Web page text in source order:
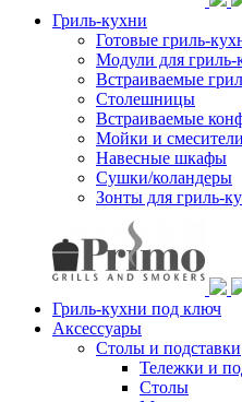
Гриль-кухни
Готовые гриль-
Модули для гриль-
Встраиваемые
Столешницы
Встраиваемые
Мойки и смесители
Навесные шкафы
Сушки/коландеры
Зонты для гриль-
Гриль-кухни под ключ
Аксессуары
Столы и подставки
Тележки и
Столы